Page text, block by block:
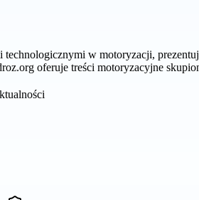
w motoryzacji,
oferuje treści motoryzacyjne